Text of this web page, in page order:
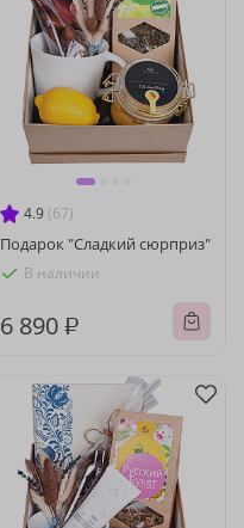
4.9 (67)
Подарок "Сладкий сюрприз"
В наличии
6 890 ₽